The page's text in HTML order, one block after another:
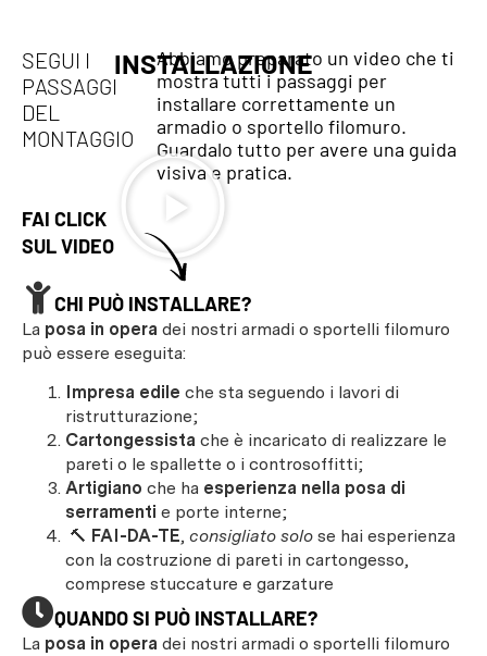
SEGUI I
PASSAGGI
DEL
MONTAGGIO
INSTALLAZIONE
Abbiamo preparato un video che ti
mostra tutti i passaggi per
installare correttamente un
armadio o sportello filomuro.
Guardalo tutto per avere una guida
visiva e pratica.
FAI CLICK
SUL VIDEO
CHI PUÒ INSTALLARE?
La posa in opera dei nostri armadi o sportelli filomuro
può essere eseguita:
Impresa edile che sta seguendo i lavori di
ristrutturazione;
Cartongessista che è incaricato di realizzare le
pareti o le spallette o i controsoffitti;
Artigiano che ha esperienza nella posa di
serramenti e porte interne;
🔨 FAI-DA-TE, consigliato solo se hai esperienza
con la costruzione di pareti in cartongesso,
comprese stuccature e garzature
QUANDO SI PUÒ INSTALLARE?
La posa in opera dei nostri armadi o sportelli filomuro